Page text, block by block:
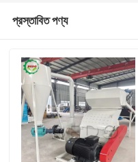
প্রস্তাবিত পণ্য